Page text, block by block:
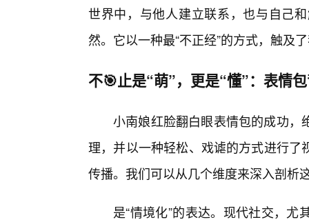
世界中，与他人建立联系，也与自己
然。它以一种最“不正经”的方式，触及
不🎯止是“萌”，更是“懂”：表情
小南娘红脸翻白眼表情包的成功，
理，并以一种轻松、戏谑的方式进行
传播。我们可以从几个维度来深入剖析
是“情境化”的表达。现代社交，